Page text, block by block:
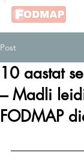
Post
10 aastat
– Madli
FODMAP